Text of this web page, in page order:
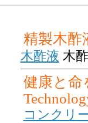
精製木酢
木酢液 木
健康と命
コンクリ